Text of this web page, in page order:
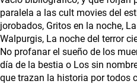
paralela a las cult movies del
jorobados, Gritos en la noche,
Walpurgis, La noche del terror
No profanar el sueño de los
día de la bestia o Los sin
que trazan la historia por todos